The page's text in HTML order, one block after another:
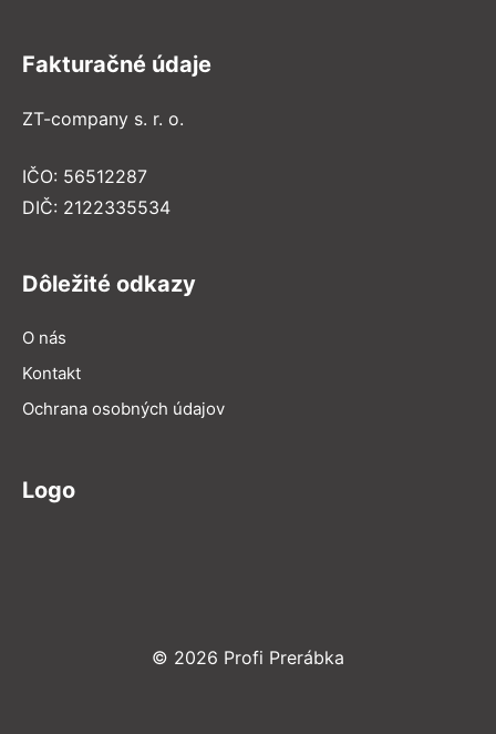
Fakturačné údaje
ZT-company s. r. o.
IČO: 56512287
DIČ: 2122335534
Dôležité odkazy
O nás
Kontakt
Ochrana osobných údajov
Logo
© 2026 Profi Prerábka